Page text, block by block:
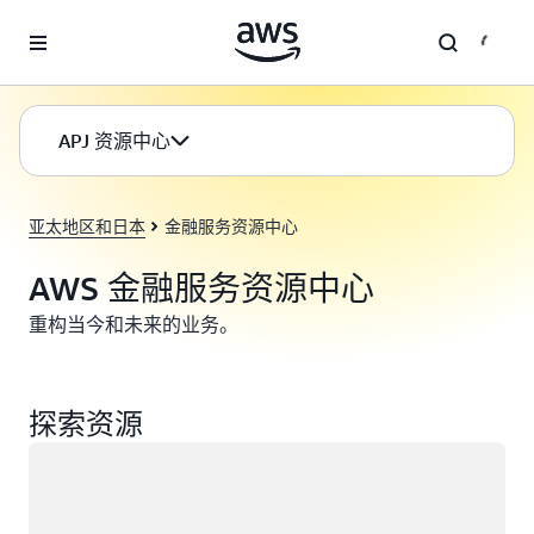
APJ 资源中心
亚太地区和日本 金融服务资源中心
AWS 金融服务资源中心
重构当今和未来的业务。
探索资源